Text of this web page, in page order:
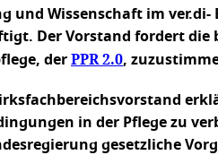
und Wissenschaft im
Der Vorstand fordert
der PPR 2.0,
in der Pflege zu
gesetzliche